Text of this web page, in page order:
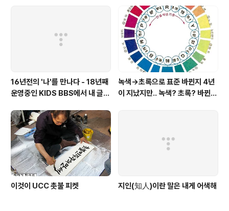
16년전의 '나'를 만나다 - 18년째
운영중인 KIDS BBS에서 내 글을
녹색→초록으로 표준 바뀐지 4년
이 지났지만.. 녹색? 초록? 바뀐
이것이 UCC 촛불 피켓 지인(知人)이란 말은 내게 어색해